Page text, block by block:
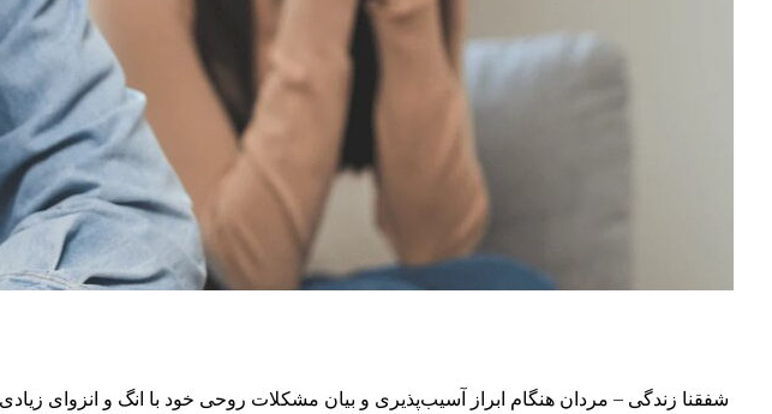
شفقنا زندگی – مردان هنگام ابراز آسیب‌پذیری و بیان مشکلات روحی خود با انگ و انزوای